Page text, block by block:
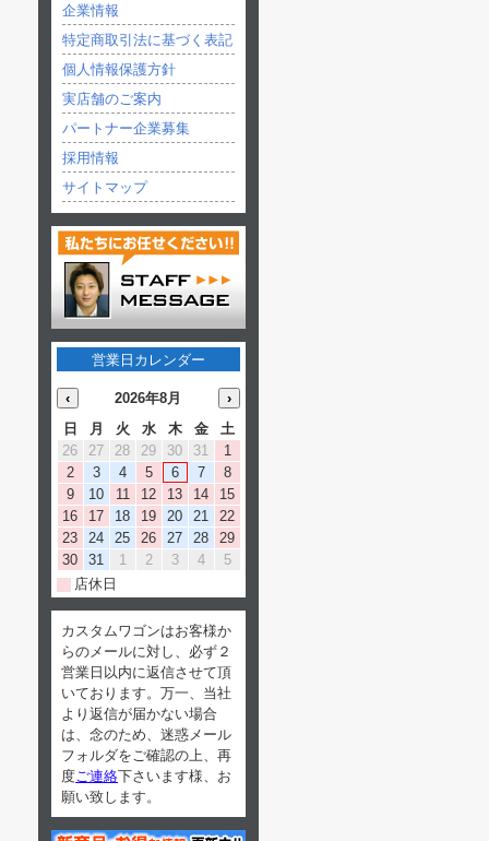
企業情報
特定商取引法に基づく表記
個人情報保護方針
実店舗のご案内
パートナー企業募集
採用情報
サイトマップ
営業日カレンダー
‹ 2026年8月
›
日
月 火 水 木 金
土
26
27 28 29 30 31
1
2
3 4 5 6 7
8
9
10 11 12 13 14
15
16
17 18 19 20 21
22
23
24 25 26 27 28
29
30
31 1 2 3 4
5
店休日
カスタムワゴンはお客様か
らのメールに対し、必ず２
営業日以内に返信させて頂
いております。万一、当社
より返信が届かない場合
は、念のため、迷惑メール
フォルダをご確認の上、再
度 ご連絡下さいます様、お
願い致します。